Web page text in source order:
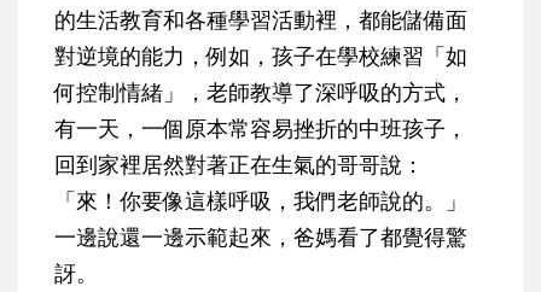
的生活教育和各種學習活動裡，都能儲備面
對逆境的能力，例如，孩子在學校練習「如
何控制情緒」，老師教導了深呼吸的方式，
有一天，一個原本常容易挫折的中班孩子，
回到家裡居然對著正在生氣的哥哥說：
「來！你要像這樣呼吸，我們老師說的。」
一邊說還一邊示範起來，爸媽看了都覺得驚
訝。